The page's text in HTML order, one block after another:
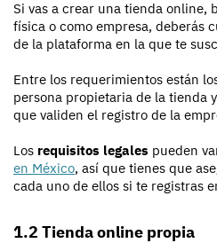
Si vas a crear una tienda online,
física o como empresa, deberás
de la plataforma en la que te
Entre los requerimientos están
persona propietaria de la tienda
que validen el registro de la
Los requisitos legales pueden
en México, así que tienes que
cada uno de ellos si te registras
1.2 Tienda online propia